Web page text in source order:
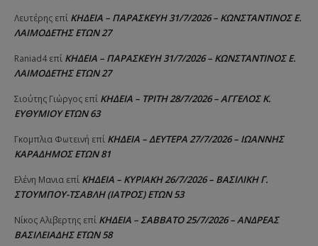
Λευτέρης επί ΚΗΔΕΙΑ – ΠΑΡΑΣΚΕΥΗ 31/7/2026 – ΚΩΝΣΤΑΝΤΙΝΟΣ Ε.
ΛΑΙΜΟΔΕΤΗΣ ΕΤΩΝ 27
Raniad4 επί ΚΗΔΕΙΑ – ΠΑΡΑΣΚΕΥΗ 31/7/2026 – ΚΩΝΣΤΑΝΤΙΝΟΣ Ε.
ΛΑΙΜΟΔΕΤΗΣ ΕΤΩΝ 27
Σιούτης Γιώργος επί ΚΗΔΕΙΑ – ΤΡΙΤΗ 28/7/2026 – ΑΓΓΕΛΟΣ Κ.
ΕΥΘΥΜΙΟΥ ΕΤΩΝ 63
Γκομπλια Φωτεινή επί ΚΗΔΕΙΑ – ΔΕΥΤΕΡΑ 27/7/2026 – ΙΩΑΝΝΗΣ
ΚΑΡΑΔΗΜΟΣ ΕΤΩΝ 81
Ελένη Μανια επί ΚΗΔΕΙΑ – ΚΥΡΙΑΚΗ 26/7/2026 – ΒΑΣΙΛΙΚΗ Γ.
ΣΤΟΥΜΠΟΥ-ΤΣΑΒΛΗ (ΙΑΤΡΟΣ) ΕΤΩΝ 53
Νίκος Αλιβερτης επί ΚΗΔΕΙΑ – ΣΑΒΒΑΤΟ 25/7/2026 – ΑΝΔΡΕΑΣ
ΒΑΣΙΛΕΙΑΔΗΣ ΕΤΩΝ 58